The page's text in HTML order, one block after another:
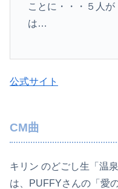
ことに・・・５人
は…
公式サイト
CM曲
キリン のどごし生「温
は、PUFFYさんの「愛